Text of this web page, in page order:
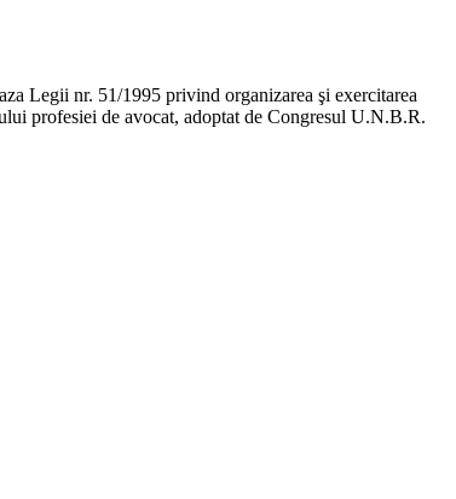
Legii nr. 51/1995 privind organizarea şi exercitarea
profesiei de avocat, adoptat de Congresul U.N.B.R.